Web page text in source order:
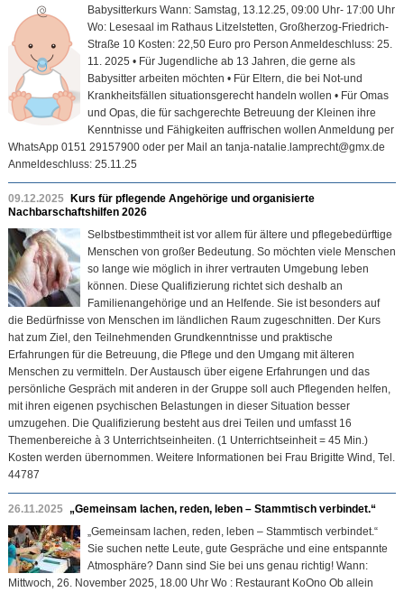
Babysitterkurs Wann: Samstag, 13.12.25, 09:00 Uhr- 17:00 Uhr
Wo: Lesesaal im Rathaus Litzelstetten, Großherzog-Friedrich-
Straße 10 Kosten: 22,50 Euro pro Person Anmeldeschluss: 25.
11. 2025 • Für Jugendliche ab 13 Jahren, die gerne als
Babysitter arbeiten möchten • Für Eltern, die bei Not-und
Krankheitsfällen situationsgerecht handeln wollen • Für Omas
und Opas, die für sachgerechte Betreuung der Kleinen ihre
Kenntnisse und Fähigkeiten auffrischen wollen Anmeldung per
WhatsApp 0151 29157900 oder per Mail an tanja-natalie.lamprecht@gmx.de
Anmeldeschluss: 25.11.25
09.12.2025
Kurs für pflegende Angehörige und organisierte
Nachbarschaftshilfen 2026
Selbstbestimmtheit ist vor allem für ältere und pflegebedürftige
Menschen von großer Bedeutung. So möchten viele Menschen
so lange wie möglich in ihrer vertrauten Umgebung leben
können. Diese Qualifizierung richtet sich deshalb an
Familienangehörige und an Helfende. Sie ist besonders auf
die Bedürfnisse von Menschen im ländlichen Raum zugeschnitten. Der Kurs
hat zum Ziel, den Teilnehmenden Grundkenntnisse und praktische
Erfahrungen für die Betreuung, die Pflege und den Umgang mit älteren
Menschen zu vermitteln. Der Austausch über eigene Erfahrungen und das
persönliche Gespräch mit anderen in der Gruppe soll auch Pflegenden helfen,
mit ihren eigenen psychischen Belastungen in dieser Situation besser
umzugehen. Die Qualifizierung besteht aus drei Teilen und umfasst 16
Themenbereiche à 3 Unterrichtseinheiten. (1 Unterrichtseinheit = 45 Min.)
Kosten werden übernommen. Weitere Informationen bei Frau Brigitte Wind, Tel.
44787
26.11.2025 „Gemeinsam lachen, reden, leben – Stammtisch verbindet.“
„Gemeinsam lachen, reden, leben – Stammtisch verbindet.“
Sie suchen nette Leute, gute Gespräche und eine entspannte
Atmosphäre? Dann sind Sie bei uns genau richtig! Wann:
Mittwoch, 26. November 2025, 18.00 Uhr Wo : Restaurant KoOno Ob allein